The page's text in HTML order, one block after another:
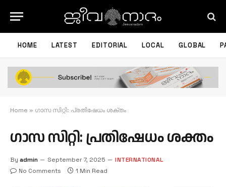
HOME LATEST EDITORIAL LOCAL GLOBAL
Home » ഗാസ സിറ്റി: പ്രതിഷേധം ശക്തം
ഗാസ സിറ്റി: പ്രതിഷേധം ശക്തം
By admin September 7, 2025
INTERNATIONAL
No Comments
1 Min Read